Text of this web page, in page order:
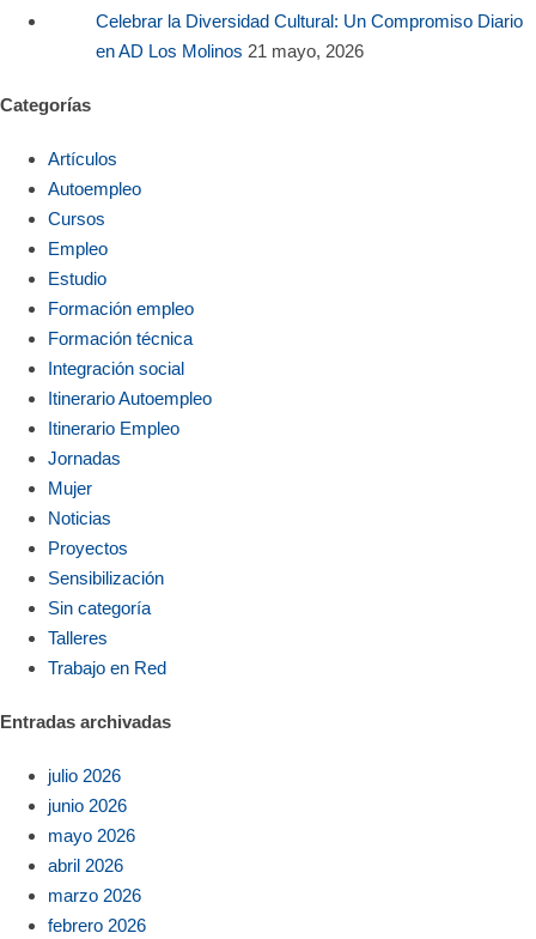
Celebrar la Diversidad Cultural: Un Compromiso Diario
en AD Los Molinos 21 mayo, 2026
Categorías
Artículos
Autoempleo
Cursos
Empleo
Estudio
Formación empleo
Formación técnica
Integración social
Itinerario Autoempleo
Itinerario Empleo
Jornadas
Mujer
Noticias
Proyectos
Sensibilización
Sin categoría
Talleres
Trabajo en Red
Entradas archivadas
julio 2026
junio 2026
mayo 2026
abril 2026
marzo 2026
febrero 2026